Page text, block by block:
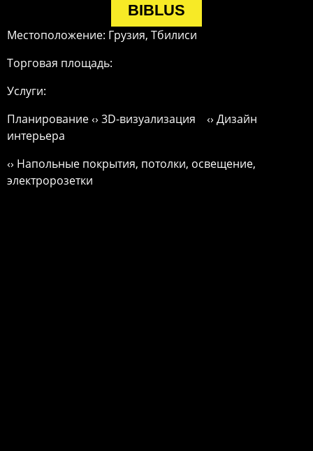
BIBLUS
Местоположение: Грузия, Тбилиси
Торговая площадь:
Услуги:
Планирование ‹› 3D-визуализация ‹› Дизайн
интерьера
‹› Напольные покрытия, потолки, освещение,
электророзетки